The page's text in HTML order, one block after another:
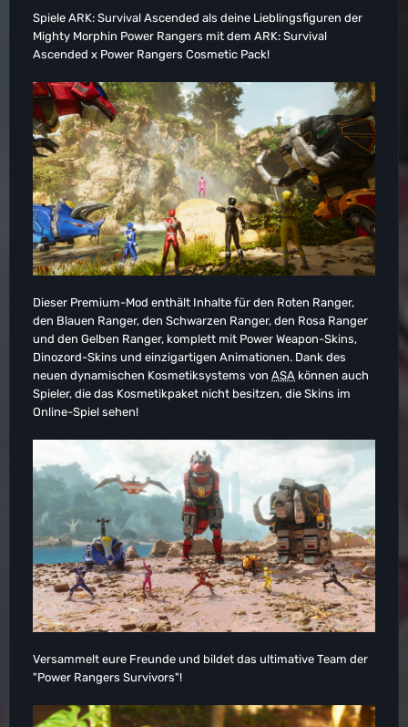
Spiele ARK: Survival Ascended als deine Lieblingsfiguren der
Mighty Morphin Power Rangers mit dem ARK: Survival
Ascended x Power Rangers Cosmetic Pack!
Dieser Premium-Mod enthält Inhalte für den Roten Ranger,
den Blauen Ranger, den Schwarzen Ranger, den Rosa Ranger
und den Gelben Ranger, komplett mit Power Weapon-Skins,
Dinozord-Skins und einzigartigen Animationen. Dank des
neuen dynamischen Kosmetiksystems von ASA können auch
Spieler, die das Kosmetikpaket nicht besitzen, die Skins im
Online-Spiel sehen!
Versammelt eure Freunde und bildet das ultimative Team der
"Power Rangers Survivors"!